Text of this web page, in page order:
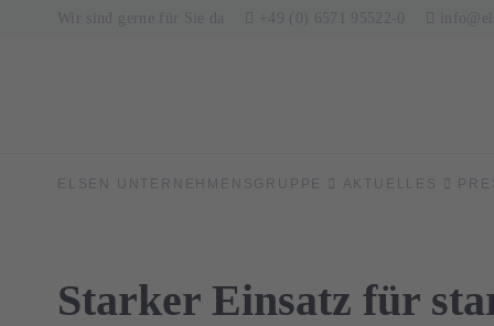
ELSEN UNTERNEHMENSGRUPPE AKTUELLES
Starker Einsatz für